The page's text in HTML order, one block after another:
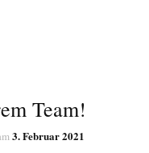
Team!
3. Februar 2021